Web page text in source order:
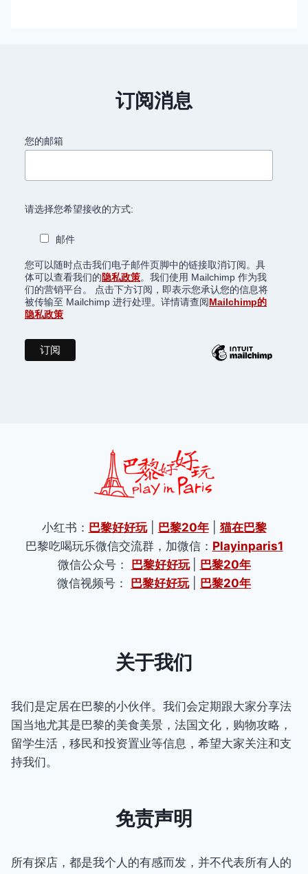
订阅消息
您的邮箱
请选择您希望接收的方式:
邮件
您可以随时点击我们电子邮件页脚中的链接取消订阅。具
体可以查看我们的隐私政策。我们使用 Mailchimp 作为我
们的营销平台。 点击下方订阅，即表示您承认您的信息将
被传输至 Mailchimp 进行处理。详情请查阅Mailchimp的
隐私政策
小红书： 巴黎好好玩| 巴黎20年| 猫在巴黎
巴黎吃喝玩乐微信交流群，加微信： Playinparis1
微信公众号： 巴黎好好玩
巴黎20年
微信视频号： 巴黎好好玩| 巴黎20年
关于我们
我们是定居在巴黎的小伙伴。我们会定期跟大家分享法
国当地尤其是巴黎的美食美景，法国文化，购物攻略，
留学生活，移民和投资置业等信息，希望大家关注和支
持我们。
免责声明
所有探店，都是我个人的有感而发，并不代表所有人的